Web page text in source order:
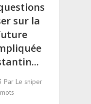
sur la
Par Le sniper